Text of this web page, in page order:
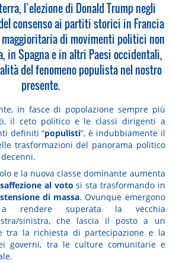
l’elezione di Donald Trump negli
consenso ai partiti storici in Francia
maggioritaria di movimenti politici non
Spagna e in altri Paesi occidentali,
del fenomeno populista nel nostro
presente.
in fasce di popolazione sempre più
il ceto politico e le classi dirigenti a
definiti “populisti”, è indubbiamente il
trasformazioni del panorama politico
e la nuova classe dominante aumenta
al voto si sta trasformando in
di massa. Ovunque emergono
rendere superata la vecchia
sinistra, che lascia il posto a un
tra la richiesta di partecipazione e la
governi, tra le culture comunitarie e